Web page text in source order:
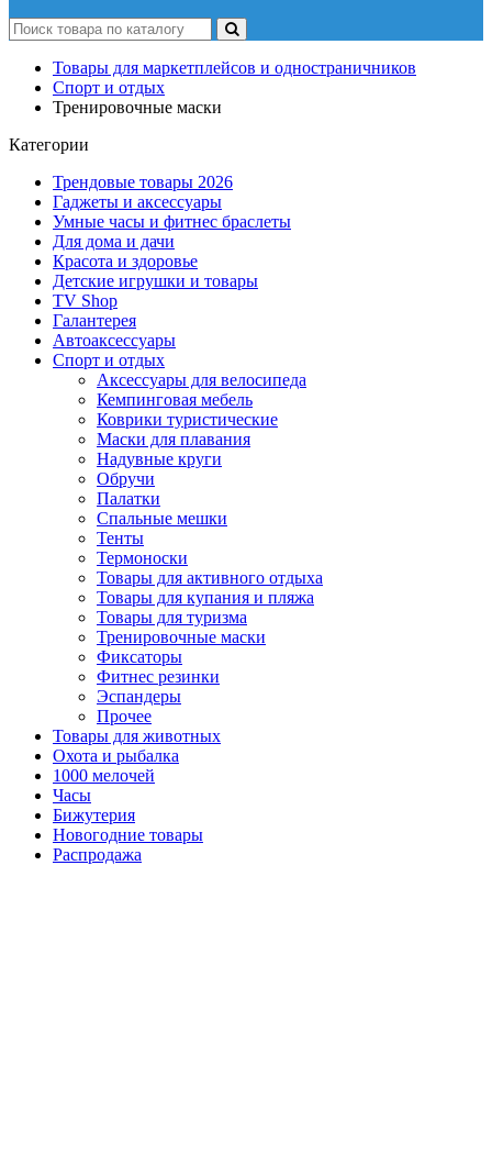
Товары для маркетплейсов и одностраничников
Спорт и отдых
Тренировочные маски
Категории
Трендовые товары 2026
Гаджеты и аксессуары
Умные часы и фитнес браслеты
Для дома и дачи
Красота и здоровье
Детские игрушки и товары
TV Shop
Галантерея
Автоаксессуары
Спорт и отдых
Аксессуары для велосипеда
Кемпинговая мебель
Коврики туристические
Маски для плавания
Надувные круги
Обручи
Палатки
Спальные мешки
Тенты
Термоноски
Товары для активного отдыха
Товары для купания и пляжа
Товары для туризма
Тренировочные маски
Фиксаторы
Фитнес резинки
Эспандеры
Прочее
Товары для животных
Охота и рыбалка
1000 мелочей
Часы
Бижутерия
Новогодние товары
Распродажа